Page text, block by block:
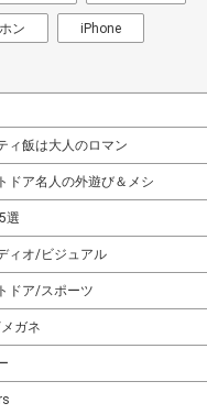
ン iPhone
ィ飯は大人のロマン
ドア名人の外遊び＆メシ
選
ィオ/ビジュアル
ドア/スポーツ
ガネ